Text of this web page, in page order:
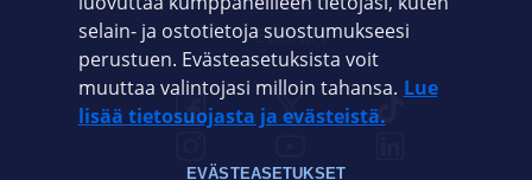
ELISA.FI
selain- ja ostotietoja suostumukseesi
perustuen. Evästeasetuksista voit
muuttaa valintojasi milloin tahansa. Lue
lisää tietosuojasta ja evästeistä.
EVÄSTEASETUKSET